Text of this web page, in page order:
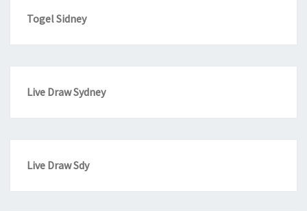
Togel Sidney
Live Draw Sydney
Live Draw Sdy